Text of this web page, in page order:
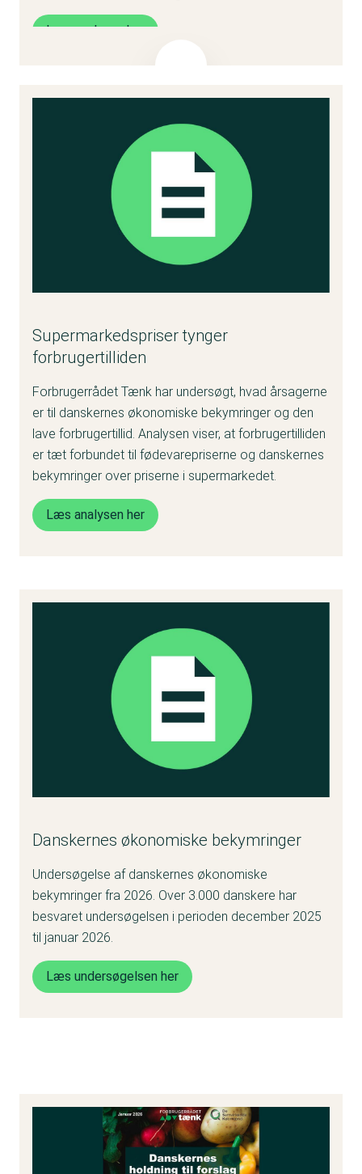
Læs analysen her
Supermarkedspriser tynger
forbrugertilliden
Forbrugerrådet Tænk har undersøgt, hvad årsagerne
er til danskernes økonomiske bekymringer og den
lave forbrugertillid. Analysen viser, at forbrugertilliden
er tæt forbundet til fødevarepriserne og danskernes
bekymringer over priserne i supermarkedet.
Læs analysen her
Danskernes økonomiske bekymringer
Undersøgelse af danskernes økonomiske
bekymringer fra 2026. Over 3.000 danskere har
besvaret undersøgelsen i perioden december 2025
til januar 2026.
Læs undersøgelsen her